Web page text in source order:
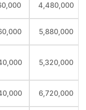
4,480,000
5,880,000
5,320,000
6,720,000